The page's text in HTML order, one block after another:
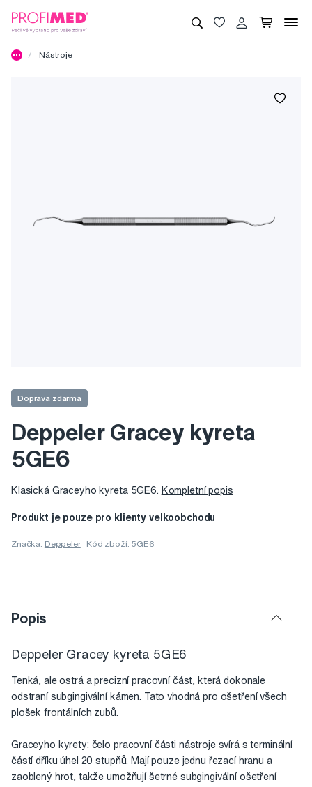
Nástroje
Doprava zdarma
Deppeler Gracey kyreta
5GE6
Klasická Graceyho kyreta 5GE6. Kompletní popis
Produkt je pouze pro klienty velkoobchodu
Značka: Deppeler Kód zboží: 5GE6
Popis
Deppeler Gracey kyreta 5GE6
Tenká, ale ostrá a precizní pracovní část, která dokonale
odstraní subgingivální kámen. Tato vhodná pro ošetření všech
plošek frontálních zubů.
Graceyho kyrety: čelo pracovní části nástroje svírá s terminální
částí dříku úhel 20 stupňů. Mají pouze jednu řezací hranu a
zaoblený hrot, takže umožňují šetrné subgingivální ošetření